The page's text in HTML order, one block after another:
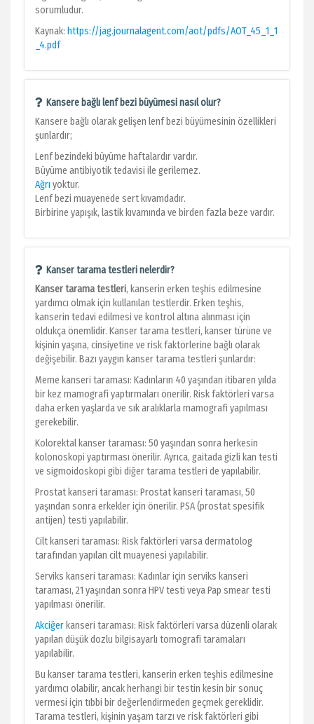
sorumludur.
Kaynak: https://jag.journalagent.com/aot/pdfs/AOT_45_1_1
_4.pdf
Kansere bağlı lenf bezi büyümesi nasıl olur?
Kansere bağlı olarak gelişen lenf bezi büyümesinin özellikleri
şunlardır;
Lenf bezindeki büyüme haftalardır vardır.
Büyüme antibiyotik tedavisi ile gerilemez.
Ağrı yoktur.
Lenf bezi muayenede sert kıvamdadır.
Birbirine yapışık, lastik kıvamında ve birden fazla beze vardır.
Kanser tarama testleri nelerdir?
Kanser tarama testleri, kanserin erken teşhis edilmesine
yardımcı olmak için kullanılan testlerdir. Erken teşhis,
kanserin tedavi edilmesi ve kontrol altına alınması için
oldukça önemlidir. Kanser tarama testleri, kanser türüne ve
kişinin yaşına, cinsiyetine ve risk faktörlerine bağlı olarak
değişebilir. Bazı yaygın kanser tarama testleri şunlardır:
Meme kanseri taraması: Kadınların 40 yaşından itibaren yılda
bir kez mamografi yaptırmaları önerilir. Risk faktörleri varsa
daha erken yaşlarda ve sık aralıklarla mamografi yapılması
gerekebilir.
Kolorektal kanser taraması: 50 yaşından sonra herkesin
kolonoskopi yaptırması önerilir. Ayrıca, gaitada gizli kan testi
ve sigmoidoskopi gibi diğer tarama testleri de yapılabilir.
Prostat kanseri taraması: Prostat kanseri taraması, 50
yaşından sonra erkekler için önerilir. PSA (prostat spesifik
antijen) testi yapılabilir.
Cilt kanseri taraması: Risk faktörleri varsa dermatolog
tarafından yapılan cilt muayenesi yapılabilir.
Serviks kanseri taraması: Kadınlar için serviks kanseri
taraması, 21 yaşından sonra HPV testi veya Pap smear testi
yapılması önerilir.
Akciğer kanseri taraması: Risk faktörleri varsa düzenli olarak
yapılan düşük dozlu bilgisayarlı tomografi taramaları
yapılabilir.
Bu kanser tarama testleri, kanserin erken teşhis edilmesine
yardımcı olabilir, ancak herhangi bir testin kesin bir sonuç
vermesi için tıbbi bir değerlendirmeden geçmek gereklidir.
Tarama testleri, kişinin yaşam tarzı ve risk faktörleri gibi